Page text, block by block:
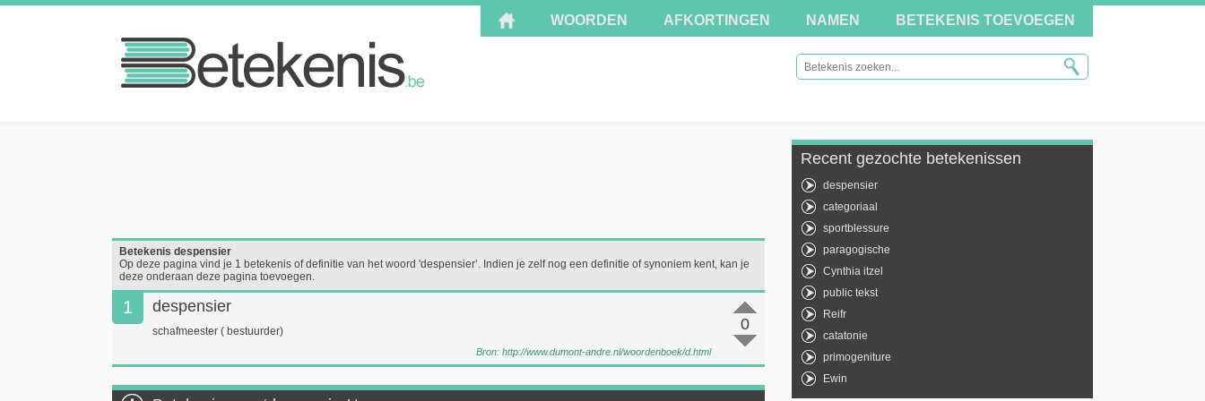
WOORDEN AFKORTINGEN NAMEN BETEKENIS TOEVOEGEN
Betekenis despensier
Op deze pagina vind je 1 betekenis of definitie van het woord 'despensier’. Indien je zelf nog een definitie of synoniem kent, kan je
deze onderaan deze pagina toevoegen.
1
0
despensier
schafmeester ( bestuurder)
Bron: http://www.dumont-andre.nl/woordenboek/d.html
Recent gezochte betekenissen
despensier
categoriaal
sportblessure
paragogische
Cynthia itzel
public tekst
Reifr
catatonie
primogeniture
Ewin